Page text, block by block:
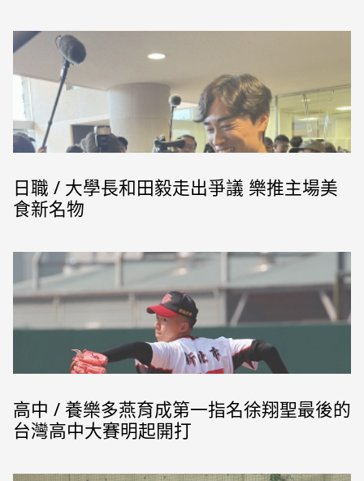
日職 / 大學長和田毅走出爭議 樂推主場美
食新名物
高中 / 養樂多燕育成第一指名徐翔聖最後的
台灣高中大賽明起開打